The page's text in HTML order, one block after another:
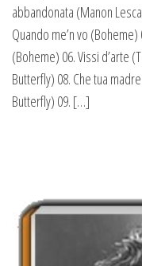
abbandonata (Manon
Quando me’n vo
(Boheme) 06. Vissi d’arte
Butterfly) 08. Che tua
Butterfly) 09. […]